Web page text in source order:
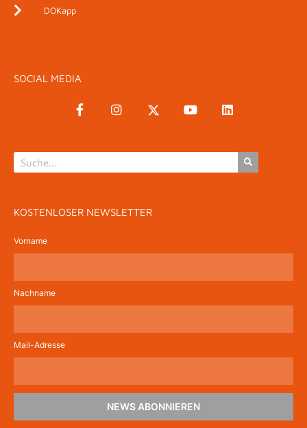
DOKapp
SOCIAL MEDIA
KOSTENLOSER NEWSLETTER
Vorname
Nachname
Mail-Adresse
NEWS ABONNIEREN